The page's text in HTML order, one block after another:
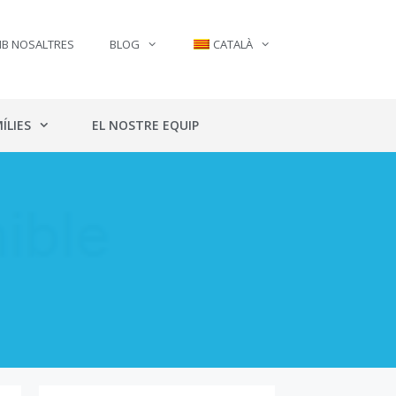
NOSALTRES BLOG CATALÀ
EL NOSTRE EQUIP